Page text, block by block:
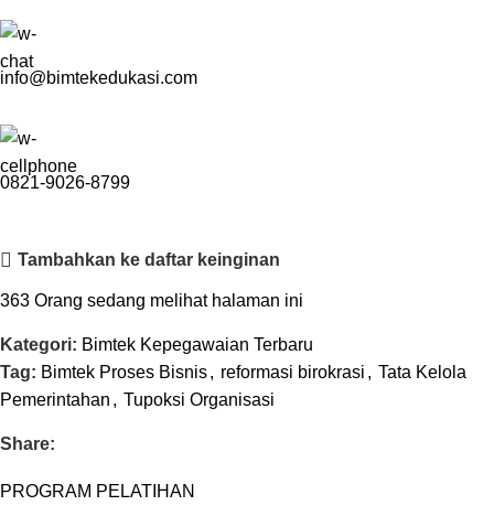
PROGRAM PELATIHAN
info@bimtekedukasi.com
0821-9026-8799
Tambahkan ke daftar keinginan
363 Orang sedang melihat halaman ini
Kategori: Bimtek Kepegawaian Terbaru
Tag: Bimtek Proses Bisnis, reformasi birokrasi , Tata Kelola
Pemerintahan , Tupoksi Organisasi
Share: